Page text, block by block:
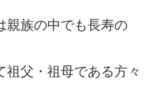
親族の中でも長寿の
祖父・祖母である方々